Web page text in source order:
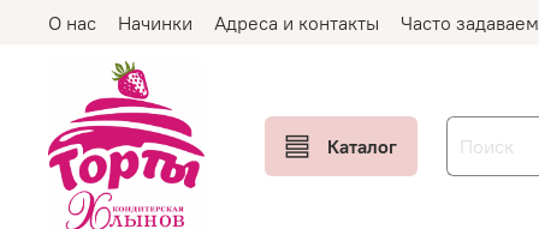
О нас Начинки Адреса и контакты Часто
Каталог